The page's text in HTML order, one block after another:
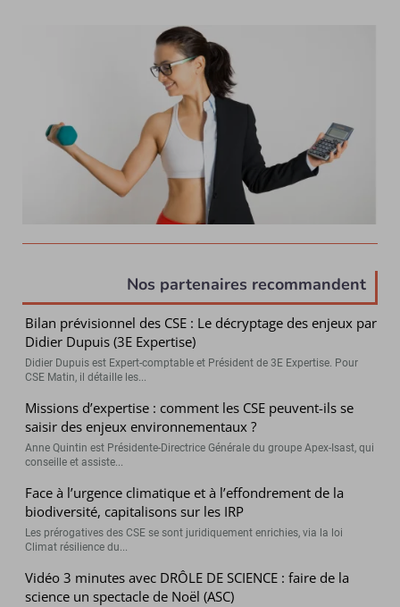
Nos partenaires recommandent
Bilan prévisionnel des CSE : Le décryptage des enjeux par
Didier Dupuis (3E Expertise)
Didier Dupuis est Expert-comptable et Président de 3E Expertise. Pour
CSE Matin, il détaille les...
Missions d’expertise : comment les CSE peuvent-ils se
saisir des enjeux environnementaux ?
Anne Quintin est Présidente-Directrice Générale du groupe Apex-Isast, qui
conseille et assiste...
Face à l’urgence climatique et à l’effondrement de la
biodiversité, capitalisons sur les IRP
Les prérogatives des CSE se sont juridiquement enrichies, via la loi
Climat résilience du...
Vidéo 3 minutes avec DRÔLE DE SCIENCE : faire de la
science un spectacle de Noël (ASC)